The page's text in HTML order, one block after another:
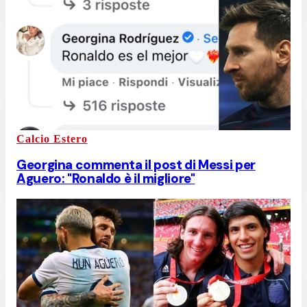
Calcio Estero
Georgina commenta il post di Messi per
Aguero: "Ronaldo è il migliore"